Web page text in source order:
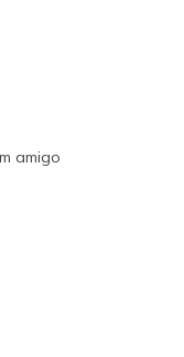
amigo